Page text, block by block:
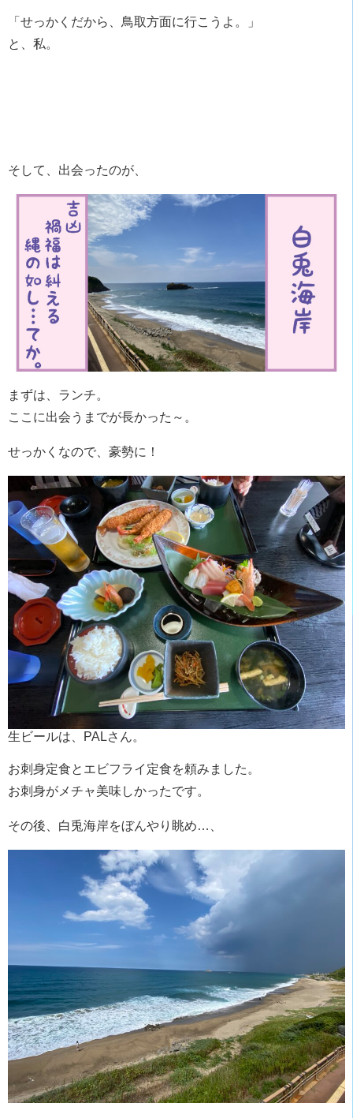
「せっかくだから、鳥取方面に行こうよ。」
と、私。
そして、出会ったのが、
まずは、ランチ。
ここに出会うまでが長かった～。
せっかくなので、豪勢に！
生ビールは、PALさん。
お刺身定食とエビフライ定食を頼みました。
お刺身がメチャ美味しかったです。
その後、白兎海岸をぼんやり眺め…、